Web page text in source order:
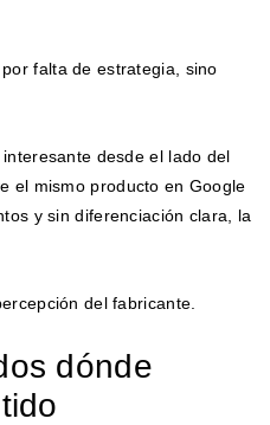
falta de estrategia, sino
desde el lado del
el mismo producto en Google
y sin diferenciación clara, la
del fabricante.
dónde